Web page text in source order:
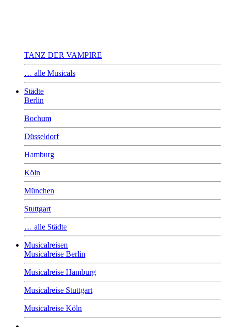
TANZ DER VAMPIRE
… alle Musicals
Städte
Berlin
Bochum
Düsseldorf
Hamburg
Köln
München
Stuttgart
… alle Städte
Musicalreisen
Musicalreise Berlin
Musicalreise Hamburg
Musicalreise Stuttgart
Musicalreise Köln